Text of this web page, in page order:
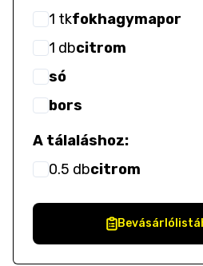
1 tkfokhagymapor
1 dbcitrom
só
bors
A tálaláshoz:
0.5 dbcitrom